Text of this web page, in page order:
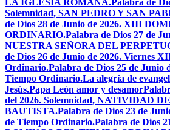
LA IGLESIA ROMANA.Palabra de
Solemnidad, SAN PEDRO Y SAN
de Dios 28 de Junio de 2026. XIII
ORDINARIO.Palabra de Dios 27 de
NUESTRA SEÑORA DEL
de Dios 26 de Junio de 2026. Viernes
Ordinario.Palabra de Dios 25 de Junio
Tiempo Ordinario.La alegría de
Jesús.Papa León amor y desamor
del 2026. Solemnidad, NATIVIDAD
BAUTISTA.Palabra de Dios 23 de
de Tiempo Ordinario.Palabra de Dios